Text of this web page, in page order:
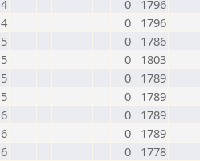
0
1796
0
1796
0
1786
0
1803
0
1789
0
1789
0
1789
0
1789
0
1778